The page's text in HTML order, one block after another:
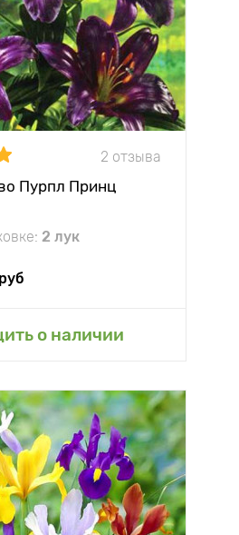
2 отзыва
Пурпл Принц
2 лук
руб
о наличии